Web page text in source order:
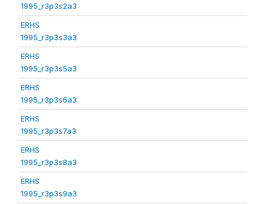
1995_r3p3s2a3
ERHS
1995_r3p3s3a3
ERHS
1995_r3p3s5a3
ERHS
1995_r3p3s6a3
ERHS
1995_r3p3s7a3
ERHS
1995_r3p3s8a3
ERHS
1995_r3p3s9a3